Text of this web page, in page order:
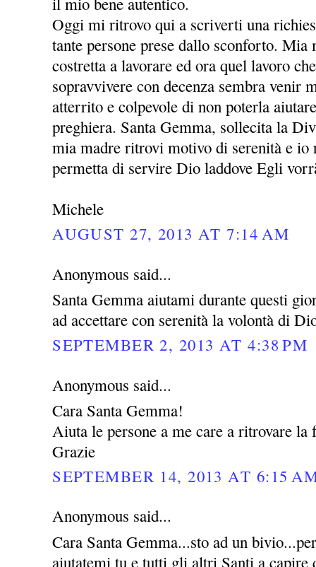
Oggi mi ritrovo qui a scriverti una
tante persone prese dallo sconforto. Mia
costretta a lavorare ed ora quel lavoro
sopravvivere con decenza sembra venir
atterrito e colpevole di non poterla
preghiera. Santa Gemma, sollecita la
mia madre ritrovi motivo di serenità e
permetta di servire Dio laddove Egli
Michele
AUGUST 27, 2013 AT 7:14 AM
Anonymous said...
Santa Gemma aiutami durante questi
ad accettare con serenità la volontà di
SEPTEMBER 2, 2013 AT 4:38 PM
Anonymous said...
Cara Santa Gemma!
Aiuta le persone a me care a ritrovare
Grazie
SEPTEMBER 14, 2013 AT 6:15
Anonymous said...
Cara Santa Gemma...sto ad un
aiutatemi tu e tutti gli altri Santi a capire